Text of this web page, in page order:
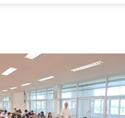
นครราชสีมา